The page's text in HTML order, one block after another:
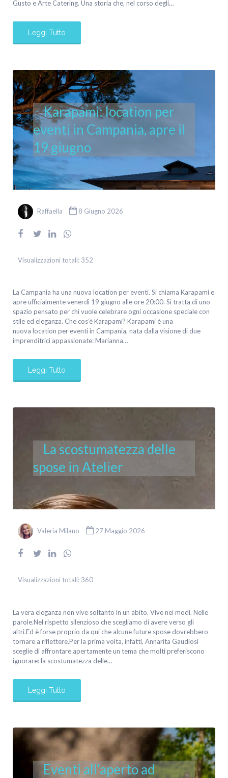
Gusto e Arte Catering. Una storia che, nel corso degli…
Leggi Tutto
Karapami: location per
eventi in Campania, apre il
19 giugno
Raffaella 8 Giugno 2026
Visualizzazioni totali: 352
La Campania ha una nuova location per eventi. Si chiama Karapami e
apre ufficialmente venerdì 19 giugno alle ore 20:00. Si tratta di uno
spazio pensato per chi vuole celebrare ogni occasione speciale con
stile ed eleganza. Che cos’è Karapami? Karapami è una
nuova location per eventi in Campania, nata dalla visione di due
imprenditrici appassionate: Marianna…
Leggi Tutto
La scostumatezza delle
spose in Atelier
Valeria Milano 27 Maggio 2026
Visualizzazioni totali: 360
La vera eleganza non vive soltanto in un abito. Vive nei modi. Nelle
parole.Nel rispetto silenzioso che scegliamo di avere verso gli
altri.Ed è forse proprio da qui che alcune future spose dovrebbero
tornare a riflettere.Per la prima volta, infatti, Annarita Gaudiosi
sceglie di affrontare apertamente un tema che molti preferiscono
ignorare: la scostumatezza delle…
Leggi Tutto
Eventi all’aperto ad